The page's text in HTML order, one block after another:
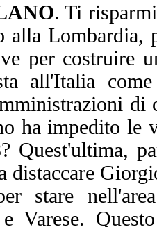
. Ti
Lombardia,
per costruire
all'Italia
ha impedito le
Quest'ultima,
distaccare
stare
Varese.